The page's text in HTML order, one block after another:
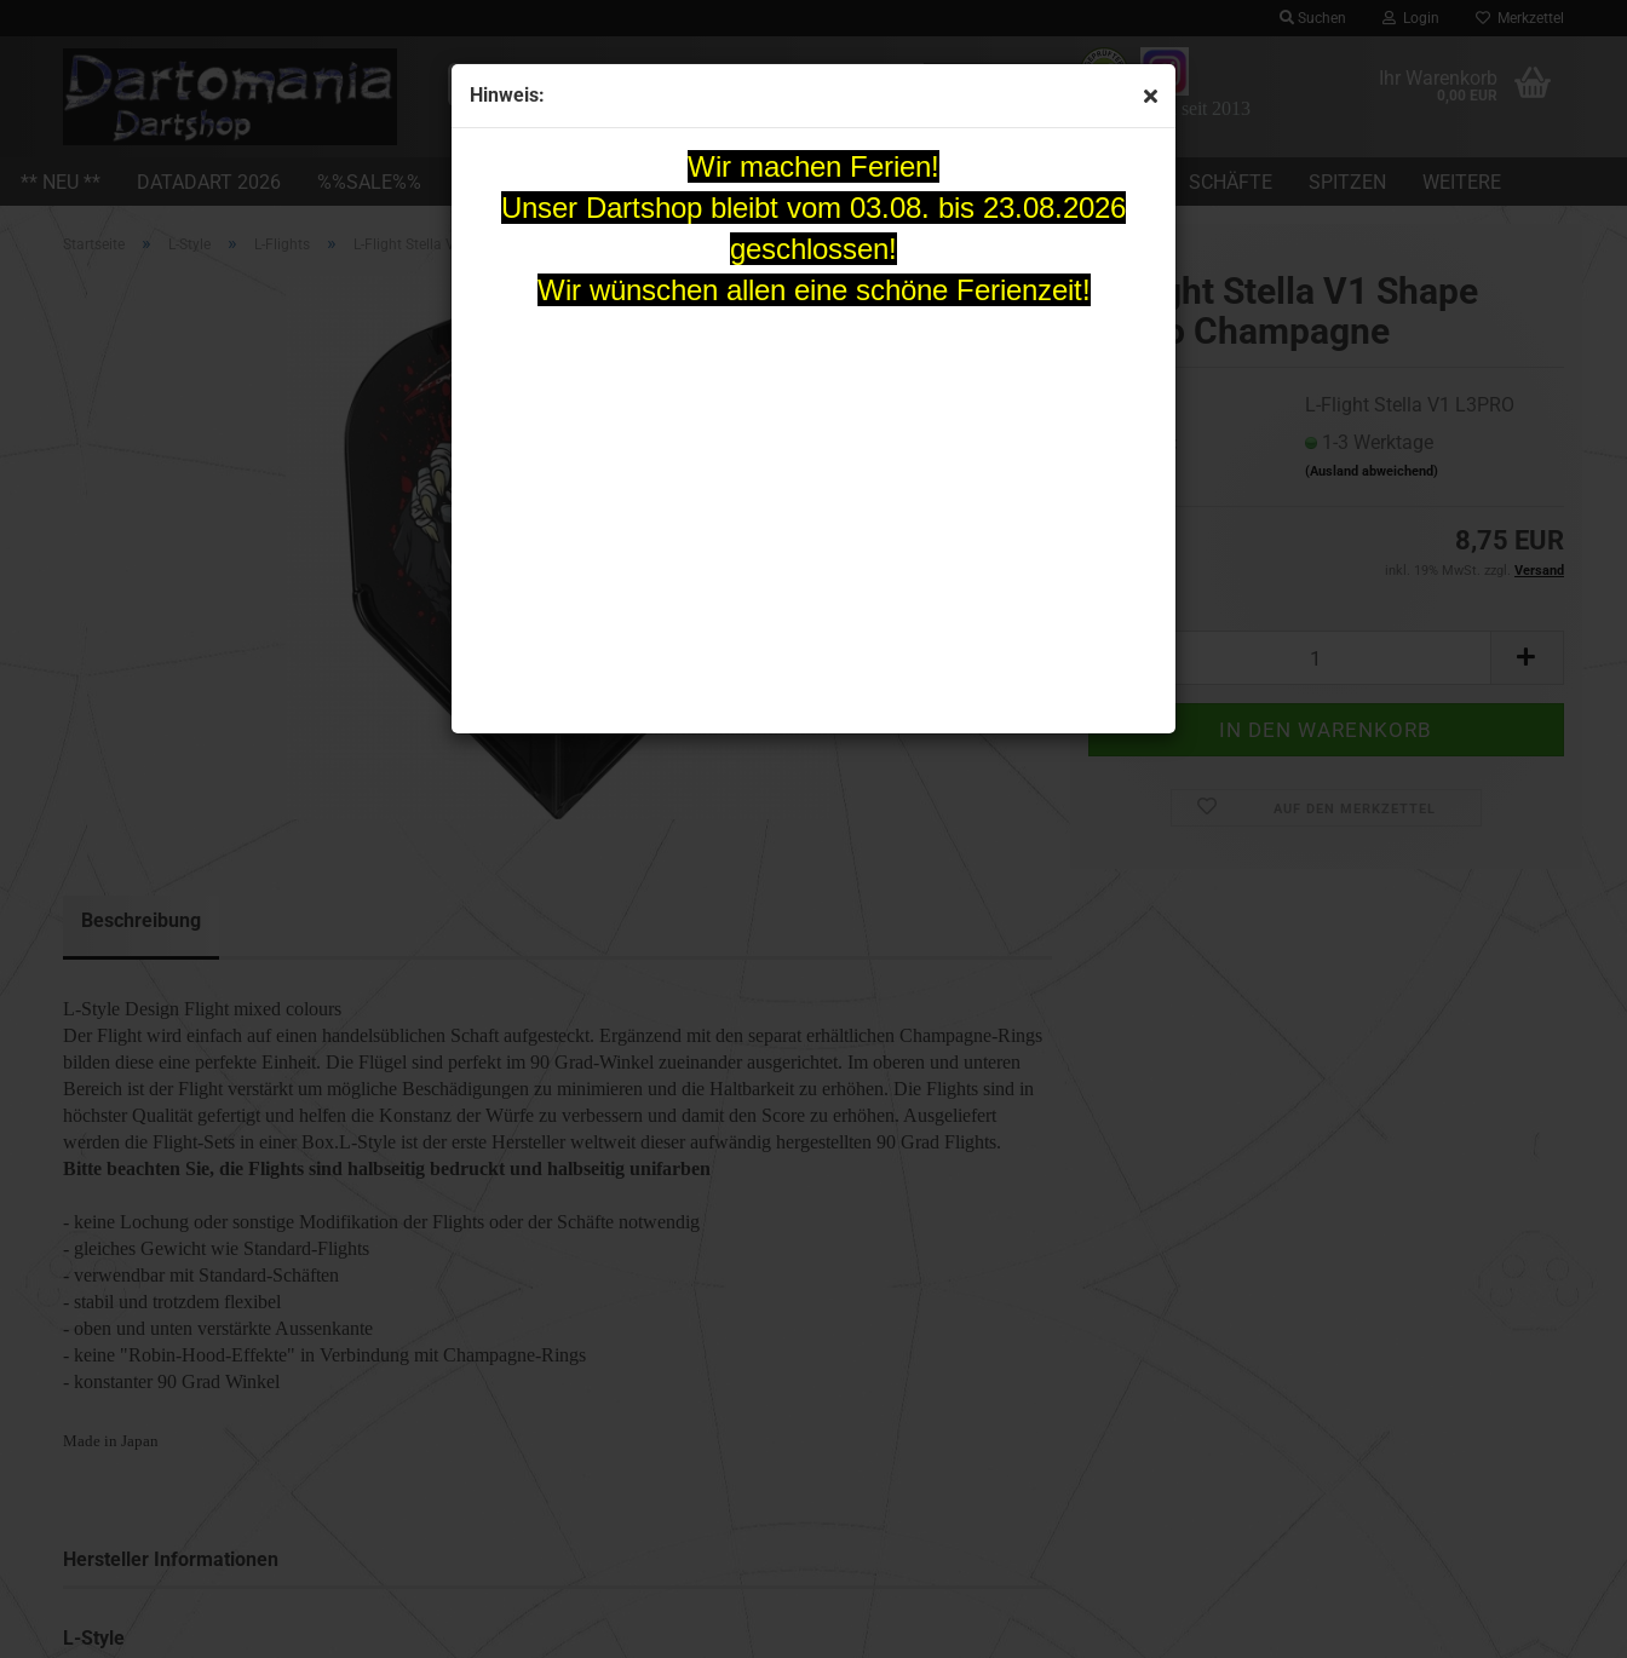
Hinweis:
Wir machen Ferien!
Unser Dartshop bleibt vom 03.08. bis 23.08.2026
geschlossen!
Wir wünschen allen eine schöne Ferienzeit!
Suchen Login Merkzettel
Alle
13 Jahre Dartomania seit 2013
Ihr Warenkorb
0,00 EUR
** NEU ** DATADART 2026 %%SALE%% SOFT-DARTS DARTBOARDS FLIGHTS SCHÄFTE SPITZEN WEITERE
» » »
L-Flight Stella V1 Shape
L3Pro Champagne
L-Flight Stella V1 L3PRO
1-3 Werktage
(Ausland abweichend)
8,75 EUR
inkl. 19% MwSt. zzgl. Versand
Beschreibung
L-Style Design Flight mixed colours
Der Flight wird einfach auf einen handelsüblichen Schaft aufgesteckt. Ergänzend mit den separat erhältlichen Champagne-Rings
bilden diese eine perfekte Einheit. Die Flügel sind perfekt im 90 Grad-Winkel zueinander ausgerichtet. Im oberen und unteren
Bereich ist der Flight verstärkt um mögliche Beschädigungen zu minimieren und die Haltbarkeit zu erhöhen. Die Flights sind in
höchster Qualität gefertigt und helfen die Konstanz der Würfe zu verbessern und damit den Score zu erhöhen. Ausgeliefert
werden die Flight-Sets in einer Box.L-Style ist der erste Hersteller weltweit dieser aufwändig hergestellten 90 Grad Flights.
Bitte beachten Sie, die Flights sind halbseitig bedruckt und halbseitig unifarben
- keine Lochung oder sonstige Modifikation der Flights oder der Schäfte notwendig
- gleiches Gewicht wie Standard-Flights
- verwendbar mit Standard-Schäften
- stabil und trotzdem flexibel
- oben und unten verstärkte Aussenkante
- keine "Robin-Hood-Effekte" in Verbindung mit Champagne-Rings
- konstanter 90 Grad Winkel
Made in Japan
Hersteller Informationen
L-Style